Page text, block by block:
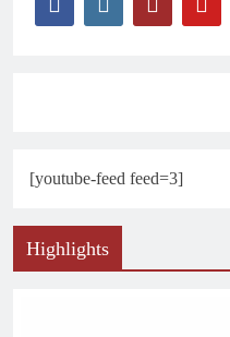
[youtube-feed feed=3]
Highlights